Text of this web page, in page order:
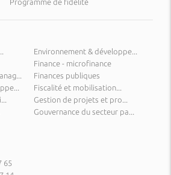
Environnement & développe...
Finance - microfinance
Finances publiques
Fiscalité et mobilisation...
Gestion de projets et pro...
Gouvernance du secteur pa...
65